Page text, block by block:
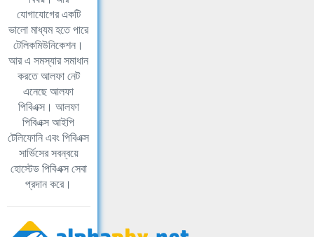
যোগাযোগের একটি
ভালো মাধ্যম হতে পারে
টেলিকমিউনিকেশন।
আর এ সমস্যার সমাধান
করতে আলফা নেট
এনেছে আলফা
পিবিএক্স। আলফা
পিবিএক্স আইপি
টেলিফোনি এবং পিবিএক্স
সার্ভিসের সবন্বয়ে
হোস্টেড পিবিএক্স সেবা
প্রদান করে।